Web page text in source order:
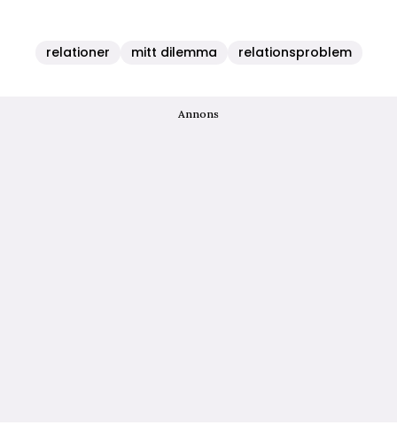
relationer mitt dilemma relationsproblem
Annons